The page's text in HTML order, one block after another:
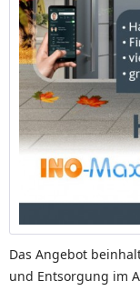
Das Angebot
und Entsorgung im